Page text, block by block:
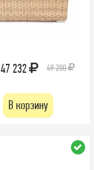
47 232 49 200
В корзину